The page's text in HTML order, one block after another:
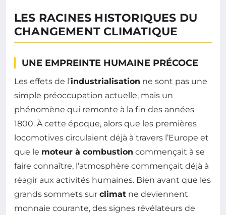
LES RACINES HISTORIQUES DU
CHANGEMENT CLIMATIQUE
UNE EMPREINTE HUMAINE PRÉCOCE
Les effets de l’industrialisation ne sont pas une
simple préoccupation actuelle, mais un
phénomène qui remonte à la fin des années
1800. À cette époque, alors que les premières
locomotives circulaient déjà à travers l’Europe et
que le moteur à combustion commençait à se
faire connaître, l’atmosphère commençait déjà à
réagir aux activités humaines. Bien avant que les
grands sommets sur climat ne deviennent
monnaie courante, des signes révélateurs de